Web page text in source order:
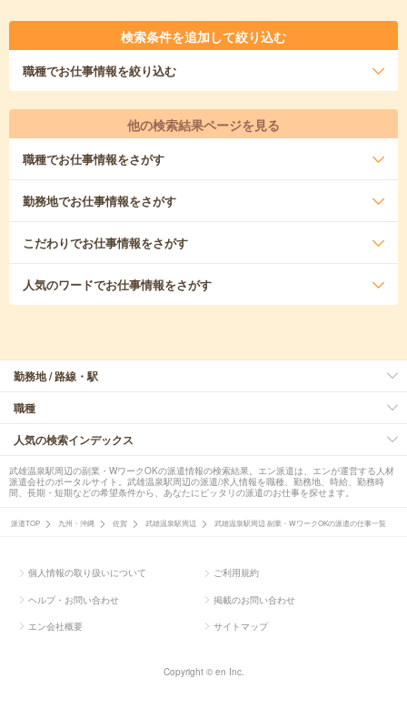
検索条件を追加して絞り込む
職種でお仕事情報を絞り込む
他の検索結果ページを見る
職種でお仕事情報をさがす
勤務地でお仕事情報をさがす
こだわりでお仕事情報をさがす
人気のワードでお仕事情報をさがす
勤務地 / 路線・駅
職種
人気の検索インデックス
武雄温泉駅周辺の副業・WワークOKの派遣情報の検索結果。エン派遣は、エンが運営する人材
派遣会社のポータルサイト。武雄温泉駅周辺の派遣/求人情報を職種、勤務地、時給、勤務時
間、長期・短期などの希望条件から、あなたにピッタリの派遣のお仕事を探せます。
派遣TOP 九州・沖縄 佐賀 武雄温泉駅周辺 武雄温泉駅周辺 副業・WワークOKの派遣の仕事一覧
個人情報の取り扱いについて ご利用規約
ヘルプ・お問い合わせ 掲載のお問い合わせ
エン会社概要 サイトマップ
Copyright © en Inc.